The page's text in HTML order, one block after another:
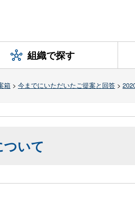
組織で探す
箱 > 今までにいただいたご提案と回答 >
いて